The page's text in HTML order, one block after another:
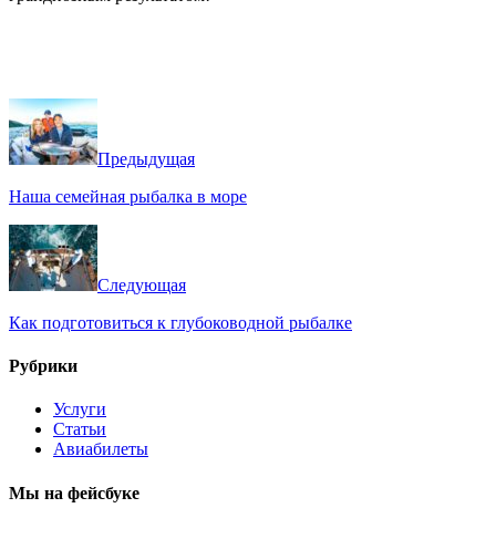
Предыдущая
Наша семейная рыбалка в море
Следующая
Как подготовиться к глубоководной рыбалке
Рубрики
Услуги
Статьи
Авиабилеты
Мы на фейсбуке